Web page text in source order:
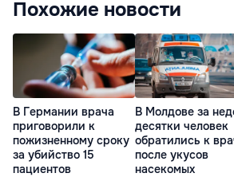
Похожие новости
В Германии врача
приговорили к
пожизненному сроку
за убийство 15
пациентов
В Молдове за
десятки человек
обратились к
после укусов
насекомых